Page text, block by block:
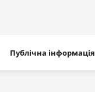
Публічна інформація